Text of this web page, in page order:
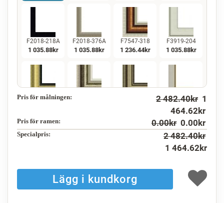
F2018-218A
1 035.88kr
F2018-376A
1 035.88kr
F7547-318
1 236.44kr
F3919-204
1 035.88kr
F5130-234 F3013-236
1 100.38kr
Pris för målningen: 2 482.40kr 1
464.62 kr
Pris för ramen: 0.00kr 0.00 kr
Specialpris: 2 482.40kr
1 464.62 kr